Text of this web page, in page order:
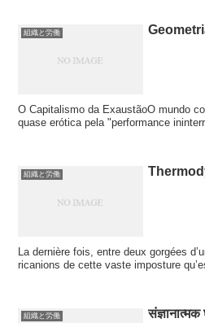
組織と労働
O Capitalismo da ExaustãoO mundo
quase erótica pela "performance
組織と労働
La dernière fois, entre deux gorgées
ricanions de cette vaste imposture
組織と労働 संज्ञानात्मक